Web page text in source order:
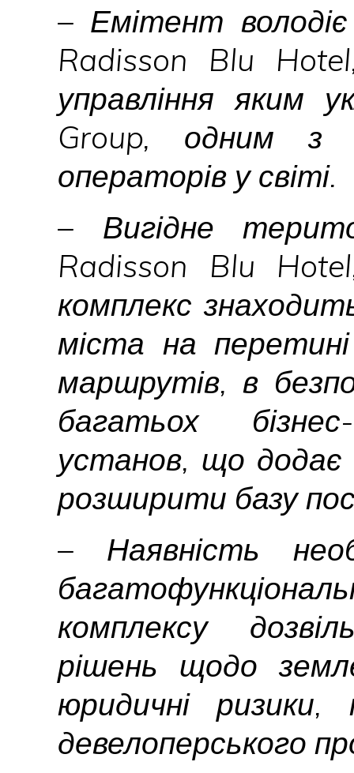
– Емітент
Radisson Blu
управління яким
Group, одним з
операторів у світі.
– Вигідне
Radisson Blu
комплекс
міста на
маршрутів, в
багатьох
установ, що
розширити базу
– Наявність
комплексу
рішень щодо
юридичні ризики,
девелоперського